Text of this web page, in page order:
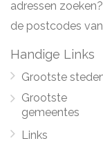
adressen
de postcodes
Handige Links
Grootste
Grootste
gemeentes
Links